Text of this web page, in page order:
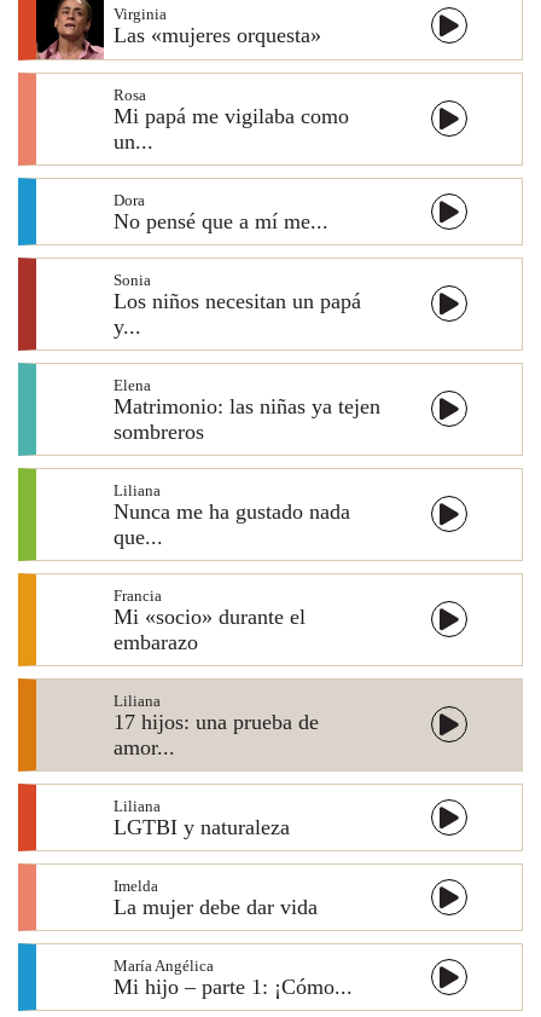
Virginia
Las «mujeres orquesta»
Rosa
Mi papá me vigilaba como
un...
Dora
No pensé que a mí me...
Sonia
Los niños necesitan un papá
y...
Elena
Matrimonio: las niñas ya tejen
sombreros
Liliana
Nunca me ha gustado nada
que...
Francia
Mi «socio» durante el
embarazo
Liliana
17 hijos: una prueba de
amor...
Liliana
LGTBI y naturaleza
Imelda
La mujer debe dar vida
María Angélica
Mi hijo – parte 1: ¡Cómo...